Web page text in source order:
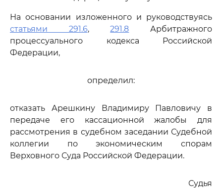
На основании изложенного и руководствуясь
статьями 291.6,291.8 Арбитражного
процессуального кодекса Российской
Федерации,
определил:
отказать Арешкину Владимиру Павловичу в
передаче его кассационной жалобы для
рассмотрения в судебном заседании Судебной
коллегии по экономическим спорам
Верховного Суда Российской Федерации.
Судья